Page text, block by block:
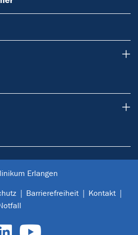
Erlangen
Barrierefreiheit
Kontakt